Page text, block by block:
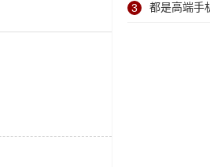
高效务实？
3 都是高端手